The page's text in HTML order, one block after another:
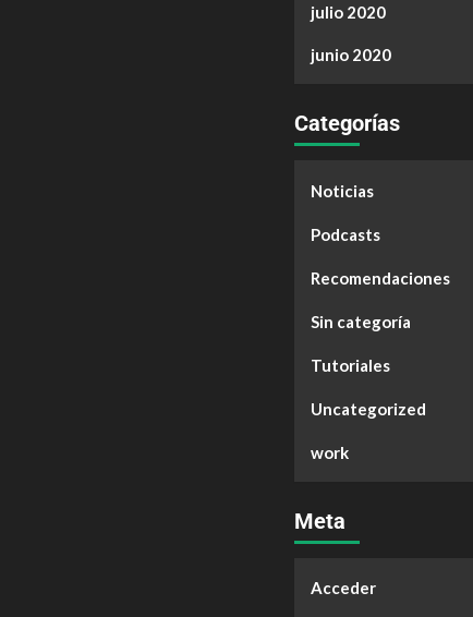
julio 2020
junio 2020
Categorías
Noticias
Podcasts
Recomendaciones
Sin categoría
Tutoriales
Uncategorized
work
Meta
Acceder